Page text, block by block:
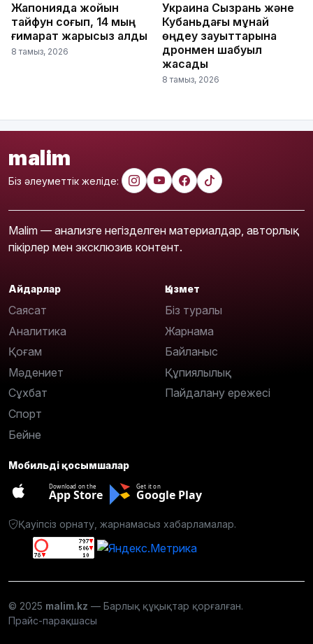
Жапонияда жойқын
тайфун соғып, 14 мың
ғимарат жарықсыз қалды
8 тамыз, 2026
Украина Сызрань және
Кубаньдағы мұнай
өңдеу зауыттарына
дронмен шабуыл
жасады
8 тамыз, 2026
malim
Біз әлеуметтік желіде:
Malim — анализге негізделген материалдар, авторлық
пікірлер мен эксклюзив контент.
Айдарлар
Саясат
Аналитика
Қоғам
Мәдениет
Сұхбат
Спорт
Бейне
Қызмет
Біз туралы
Жарнама
Байланыс
Құпиялылық
Пайдалану ережесі
Мобильді қосымшалар
Download on the
App Store
Get it on
Google Play
Қауіпсіз орнату, жарнамасыз хабарламалар.
© 2025 malim.kz — Барлық құқықтар қорғалған.
Прайс-парақшасы